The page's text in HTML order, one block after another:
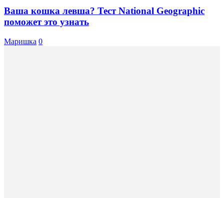
Ваша кошка левша? Тест National Geographic
поможет это узнать
Маришка 0